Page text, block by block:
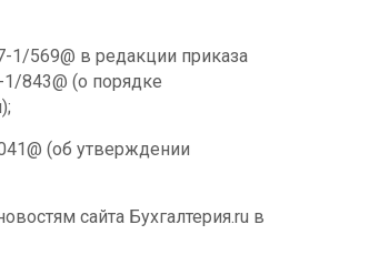
569@ в редакции приказа
843@ (о порядке
(об утверждении
сайта Бухгалтерия.ru в